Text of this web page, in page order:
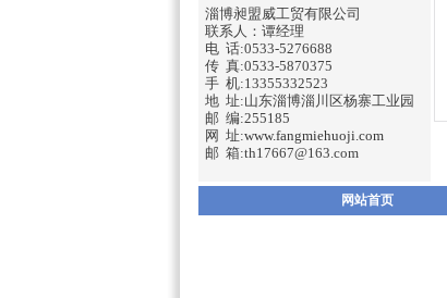
淄博昶盟威工贸有限公司
联系人：谭经理
电 话:0533-5276688
传 真:0533-5870375
手 机:13355332523
地 址:山东淄博淄川区杨寨工业园
邮 编:255185
网 址:www.fangmiehuoji.com
邮 箱:th17667@163.com
网站首页